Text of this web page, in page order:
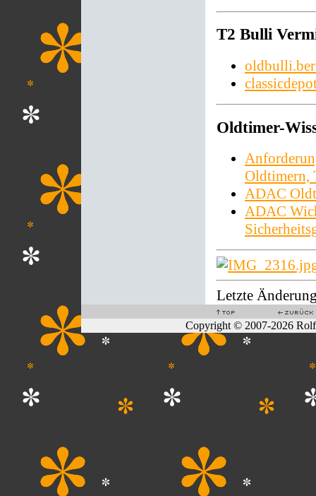
T2 Bulli
Oldtimer-
Oldtimern,
ADAC
ADAC
Letzte
Copyright © 2007-2026